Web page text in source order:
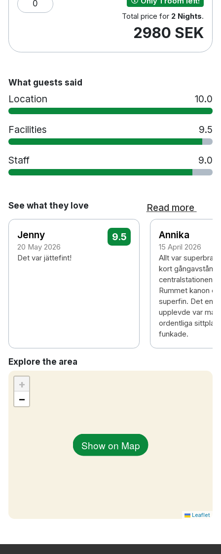
0
Total price for 2 Nights.
2980 SEK
What guests said
Location 10.0
Facilities 9.5
Staff 9.0
See what they love Read more
Jenny
20 May 2026
9.5
Det var jättefint!
Annika
15 April 2026
Allt var superbra.
kort gångavstånd
centralstationen
Rummet kanon
superfin. Det
upplevde var
ordentliga
funkade.
Explore the area
Show on Map
+
−
Leaflet